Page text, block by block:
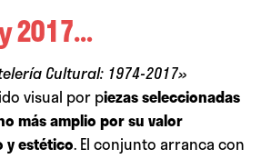
2017…
Cultural: 1974-2017»
visual por piezas seleccionadas
más amplio por su valor
y estético. El conjunto arranca con